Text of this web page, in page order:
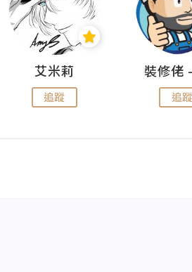
艾米莉
追蹤 追蹤